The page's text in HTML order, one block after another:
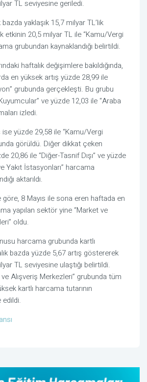
TL seviyesine geriledi.
yaklaşık 15,7 milyar TL’lik
etkinin 20,5 milyar TL ile “Kamu/Vergi
grubundan kaynaklandığı belirtildi.
haftalık değişimlere bakıldığında,
en yüksek artış yüzde 28,99 ile
grubunda gerçekleşti. Bu grubu
ve yüzde 12,03 ile “Araba
izledi.
yüzde 29,58 ile “Kamu/Vergi
görüldü. Diğer dikkat çeken
20,86 ile “Diğer-Tasnif Dışı” ve yüzde
Yakıt İstasyonları” harcama
aktarıldı.
8 Mayıs ile sona eren haftada en
yapılan sektör yine “Market ve
oldu.
harcama grubunda kartlı
bazda yüzde 5,67 artış göstererek
TL seviyesine ulaştığı belirtildi.
Alışveriş Merkezleri” grubunda tüm
kartlı harcama tutarının
edildi.